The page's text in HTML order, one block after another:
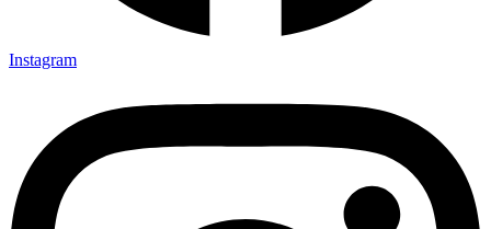
Instagram